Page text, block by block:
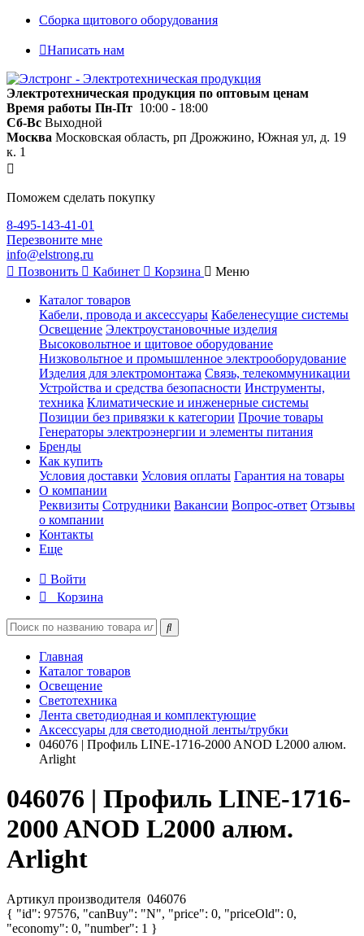
Сборка щитового оборудования
Написать нам
Электротехническая продукция по оптовым ценам
Время работы Пн-Пт 10:00 - 18:00
Сб-Вс Выходной
Москва Московская область, рп Дрожжино, Южная ул, д. 19
к. 1
Поможем сделать покупку
8-495-143-41-01
Перезвоните мне
info@elstrong.ru
Позвонить
Кабинет Корзина Меню
Каталог товаров
Кабели, провода и аксессуары Кабеленесущие системы
Освещение Электроустановочные изделия
Высоковольтное и щитовое оборудование
Низковольтное и промышленное электрооборудование
Изделия для электромонтажа Связь, телекоммуникации
Устройства и средства безопасности Инструменты,
техника Климатические и инженерные системы
Позиции без привязки к категории Прочие товары
Генераторы электроэнергии и элементы питания
Бренды
Как купить
Условия доставки Условия оплаты Гарантия на товары
О компании
Реквизиты Сотрудники Вакансии Вопрос-ответ Отзывы
о компании
Контакты
Еще
Войти
Корзина
Главная
Каталог товаров
Освещение
Светотехника
Лента светодиодная и комплектующие
Аксессуары для светодиодной ленты/трубки
046076 | Профиль LINE-1716-2000 ANOD L2000 алюм.
Arlight
046076 | Профиль LINE-1716-
2000 ANOD L2000 алюм.
Arlight
Артикул производителя 046076
{ "id": 97576, "canBuy": "N", "price": 0, "priceOld": 0,
"economy": 0, "number": 1 }